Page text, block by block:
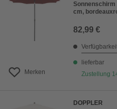
Merken
Sonnenschirm
cm,
82,99 €
lieferbar
Zustellung
DOPPLER